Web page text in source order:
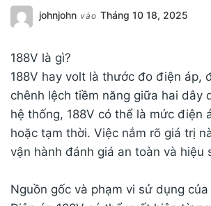
johnjohn vào Tháng 10 18, 2025
188V là gì?
188V hay volt là thước đo điện áp,
chênh lệch tiềm năng giữa hai dây
hệ thống, 188V có thể là mức điện
hoặc tạm thời. Việc nắm rõ giá trị
vận hành đánh giá an toàn và hiệu
Nguồn gốc và phạm vi sử dụng của